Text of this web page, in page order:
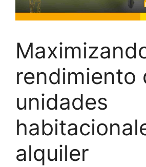
rendimiento
unidades
alquiler